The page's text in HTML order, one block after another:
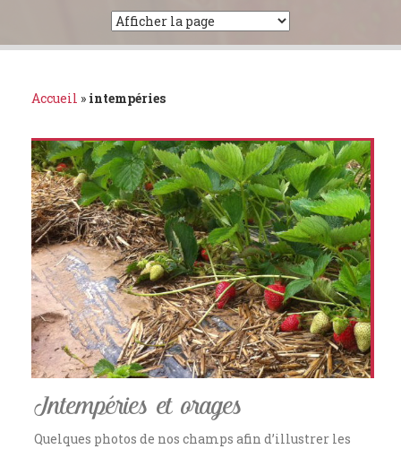
Accueil » intempéries
Intempéries et orages
Quelques photos de nos champs afin d’illustrer les